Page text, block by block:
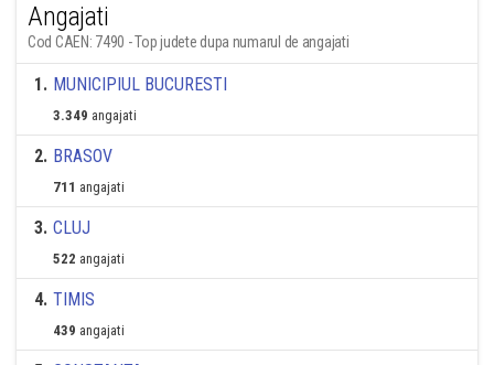
Angajati
Cod CAEN: 7490 - Top judete dupa numarul de angajati
1. MUNICIPIUL BUCURESTI
3.349 angajati
2. BRASOV
711 angajati
3. CLUJ
522 angajati
4. TIMIS
439 angajati